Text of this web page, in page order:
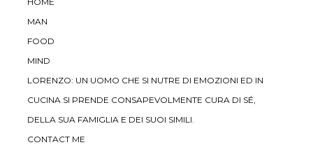
MAN
FOOD
MIND
LORENZO: UN UOMO CHE SI NUTRE DI EMOZIONI ED IN
CUCINA SI PRENDE CONSAPEVOLMENTE CURA DI SÉ,
DELLA SUA FAMIGLIA E DEI SUOI SIMILI.
CONTACT ME